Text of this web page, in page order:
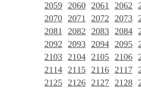
2059 2060 2061 2062
2070 2071 2072 2073
2081 2082 2083 2084
2092 2093 2094 2095
2103 2104 2105 2106
2114 2115 2116 2117
2125 2126 2127 2128